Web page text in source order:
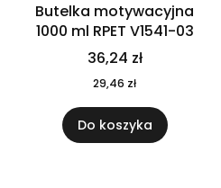
Butelka motywacyjna
1000 ml RPET V1541-03
36,24 zł
29,46 zł
Do koszyka